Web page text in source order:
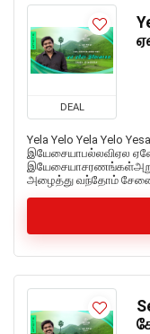
DEAL
Yela Yelo Yela Yelo
இயேசையாபல்லவிஏல
அழைத்து வந்தோம்